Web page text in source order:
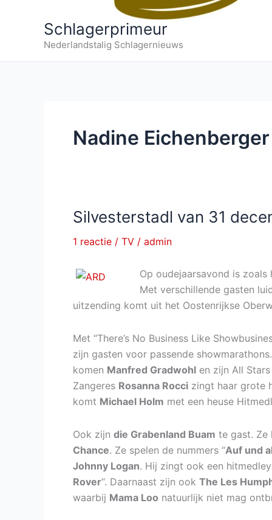
Schlagerprimeur
Nederlandstalig Schlagernieuws
Nadine Eichenberger
Silvesterstadl van 31
1 reactie / TV / admin
Op oudejaarsavond is zoals
Met verschillende gasten
uitzending komt uit het Oostenrijkse
Met “There’s No Business Like
zijn gasten voor passende
komen Manfred Gradwohl en zijn All
Zangeres Rosanna Rocci zingt haar grote
komt Michael Holm met een heuse
Ook zijn die Grabenland Buam te gast. Ze
Chance. Ze spelen de nummers “Auf und
Johnny Logan. Hij zingt ook een
Rover“. Daarnaast zijn ook The Les
waarbij Mama Loo natuurlijk niet mag